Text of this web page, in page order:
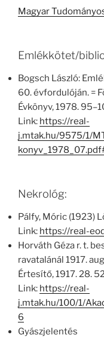
Magyar
Emlékkötet/
Bogsch László:
60. évfordulóján. =
Évkönyv, 1978.
Link: https://real-
j.mtak.hu/9575/1/
Nekrológ:
Pálfy, Móric (1923)
Link: https://real-
Horváth Géza r. t.
ravatalánál 1917.
Értesítő, 1917. 28.
Link: https://real-
j.mtak.hu/100/1/
6
Gyászjelentés